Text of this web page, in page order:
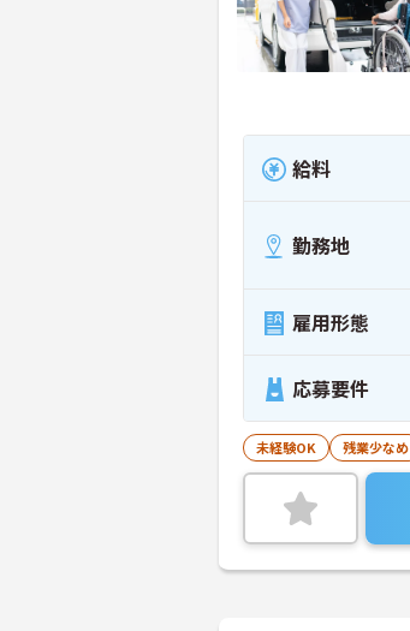
給料
勤務地
雇用形態
応募要件
未経験OK 残業少なめ